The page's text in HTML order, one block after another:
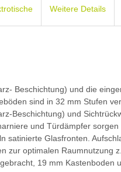
Weitere Details
Beschichtung) und die
sind in 32 mm Stufen
Beschichtung) und
und Türdämpfer
satinierte Glasfronten.
zur optimalen Raumnutzung
19 mm Kastenboden